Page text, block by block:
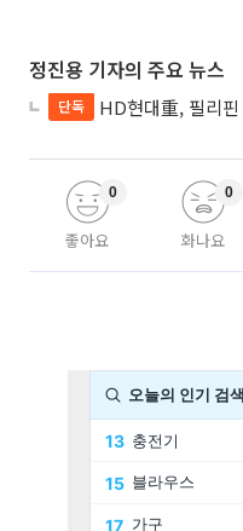
정진용 기자의 주요 뉴스
단독 HD현대重, 필리핀 호위함
좋아요
0
화나요
0